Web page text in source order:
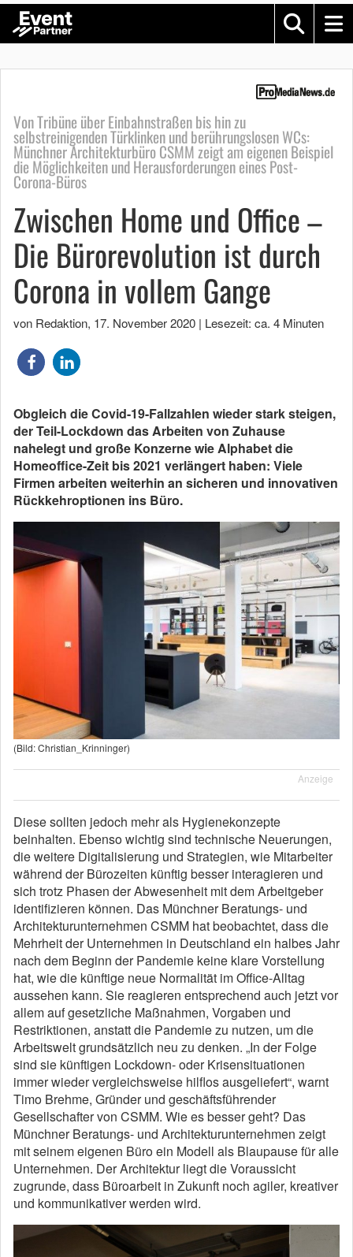
Von Tribüne über Einbahnstraßen bis hin zu
selbstreinigenden Türklinken und berührungslosen WCs:
Münchner Architekturbüro CSMM zeigt am eigenen Beispiel
die Möglichkeiten und Herausforderungen eines Post-
Corona-Büros
Zwischen Home und Office –
Die Bürorevolution ist durch
Corona in vollem Gange
von Redaktion, 17. November 2020 | Lesezeit: ca. 4 Minuten
Obgleich die Covid-19-Fallzahlen wieder stark steigen,
der Teil-Lockdown das Arbeiten von Zuhause
nahelegt und große Konzerne wie Alphabet die
Homeoffice-Zeit bis 2021 verlängert haben: Viele
Firmen arbeiten weiterhin an sicheren und innovativen
Rückkehroptionen ins Büro.
(Bild: Christian_Krinninger)
Anzeige
Diese sollten jedoch mehr als Hygienekonzepte
beinhalten. Ebenso wichtig sind technische Neuerungen,
die weitere Digitalisierung und Strategien, wie Mitarbeiter
während der Bürozeiten künftig besser interagieren und
sich trotz Phasen der Abwesenheit mit dem Arbeitgeber
identifizieren können. Das Münchner Beratungs- und
Architekturunternehmen CSMM hat beobachtet, dass die
Mehrheit der Unternehmen in Deutschland ein halbes Jahr
nach dem Beginn der Pandemie keine klare Vorstellung
hat, wie die künftige neue Normalität im Office-Alltag
aussehen kann. Sie reagieren entsprechend auch jetzt vor
allem auf gesetzliche Maßnahmen, Vorgaben und
Restriktionen, anstatt die Pandemie zu nutzen, um die
Arbeitswelt grundsätzlich neu zu denken. „In der Folge
sind sie künftigen Lockdown- oder Krisensituationen
immer wieder vergleichsweise hilflos ausgeliefert“, warnt
Timo Brehme, Gründer und geschäftsführender
Gesellschafter von CSMM. Wie es besser geht? Das
Münchner Beratungs- und Architekturunternehmen zeigt
mit seinem eigenen Büro ein Modell als Blaupause für alle
Unternehmen. Der Architektur liegt die Voraussicht
zugrunde, dass Büroarbeit in Zukunft noch agiler, kreativer
und kommunikativer werden wird.